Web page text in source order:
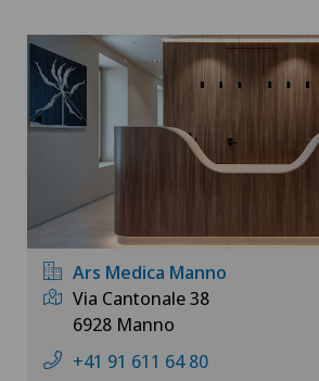
Ars Medica Manno
Via Cantonale 38
6928 Manno
+41 91 611 64 80